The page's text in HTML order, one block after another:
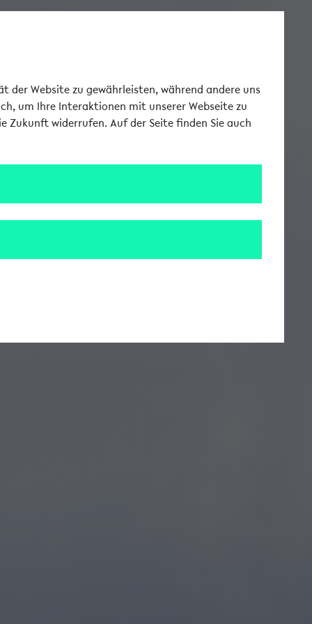
der Website zu gewährleisten, während andere uns
um Ihre Interaktionen mit unserer Webseite zu
Zukunft widerrufen. Auf der Seite finden Sie auch